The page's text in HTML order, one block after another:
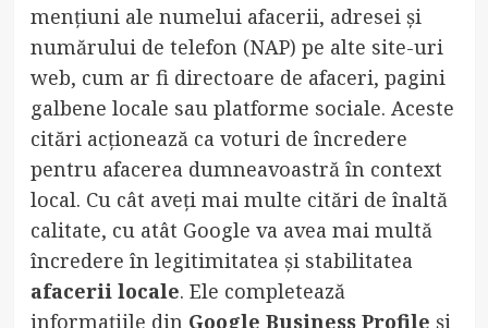
mențiuni ale numelui afacerii, adresei și
numărului de telefon (NAP) pe alte site-uri
web, cum ar fi directoare de afaceri, pagini
galbene locale sau platforme sociale. Aceste
citări acționează ca voturi de încredere
pentru afacerea dumneavoastră în context
local. Cu cât aveți mai multe citări de înaltă
calitate, cu atât Google va avea mai multă
încredere în legitimitatea și stabilitatea
afacerii locale. Ele completează
informațiile din Google Business Profile și